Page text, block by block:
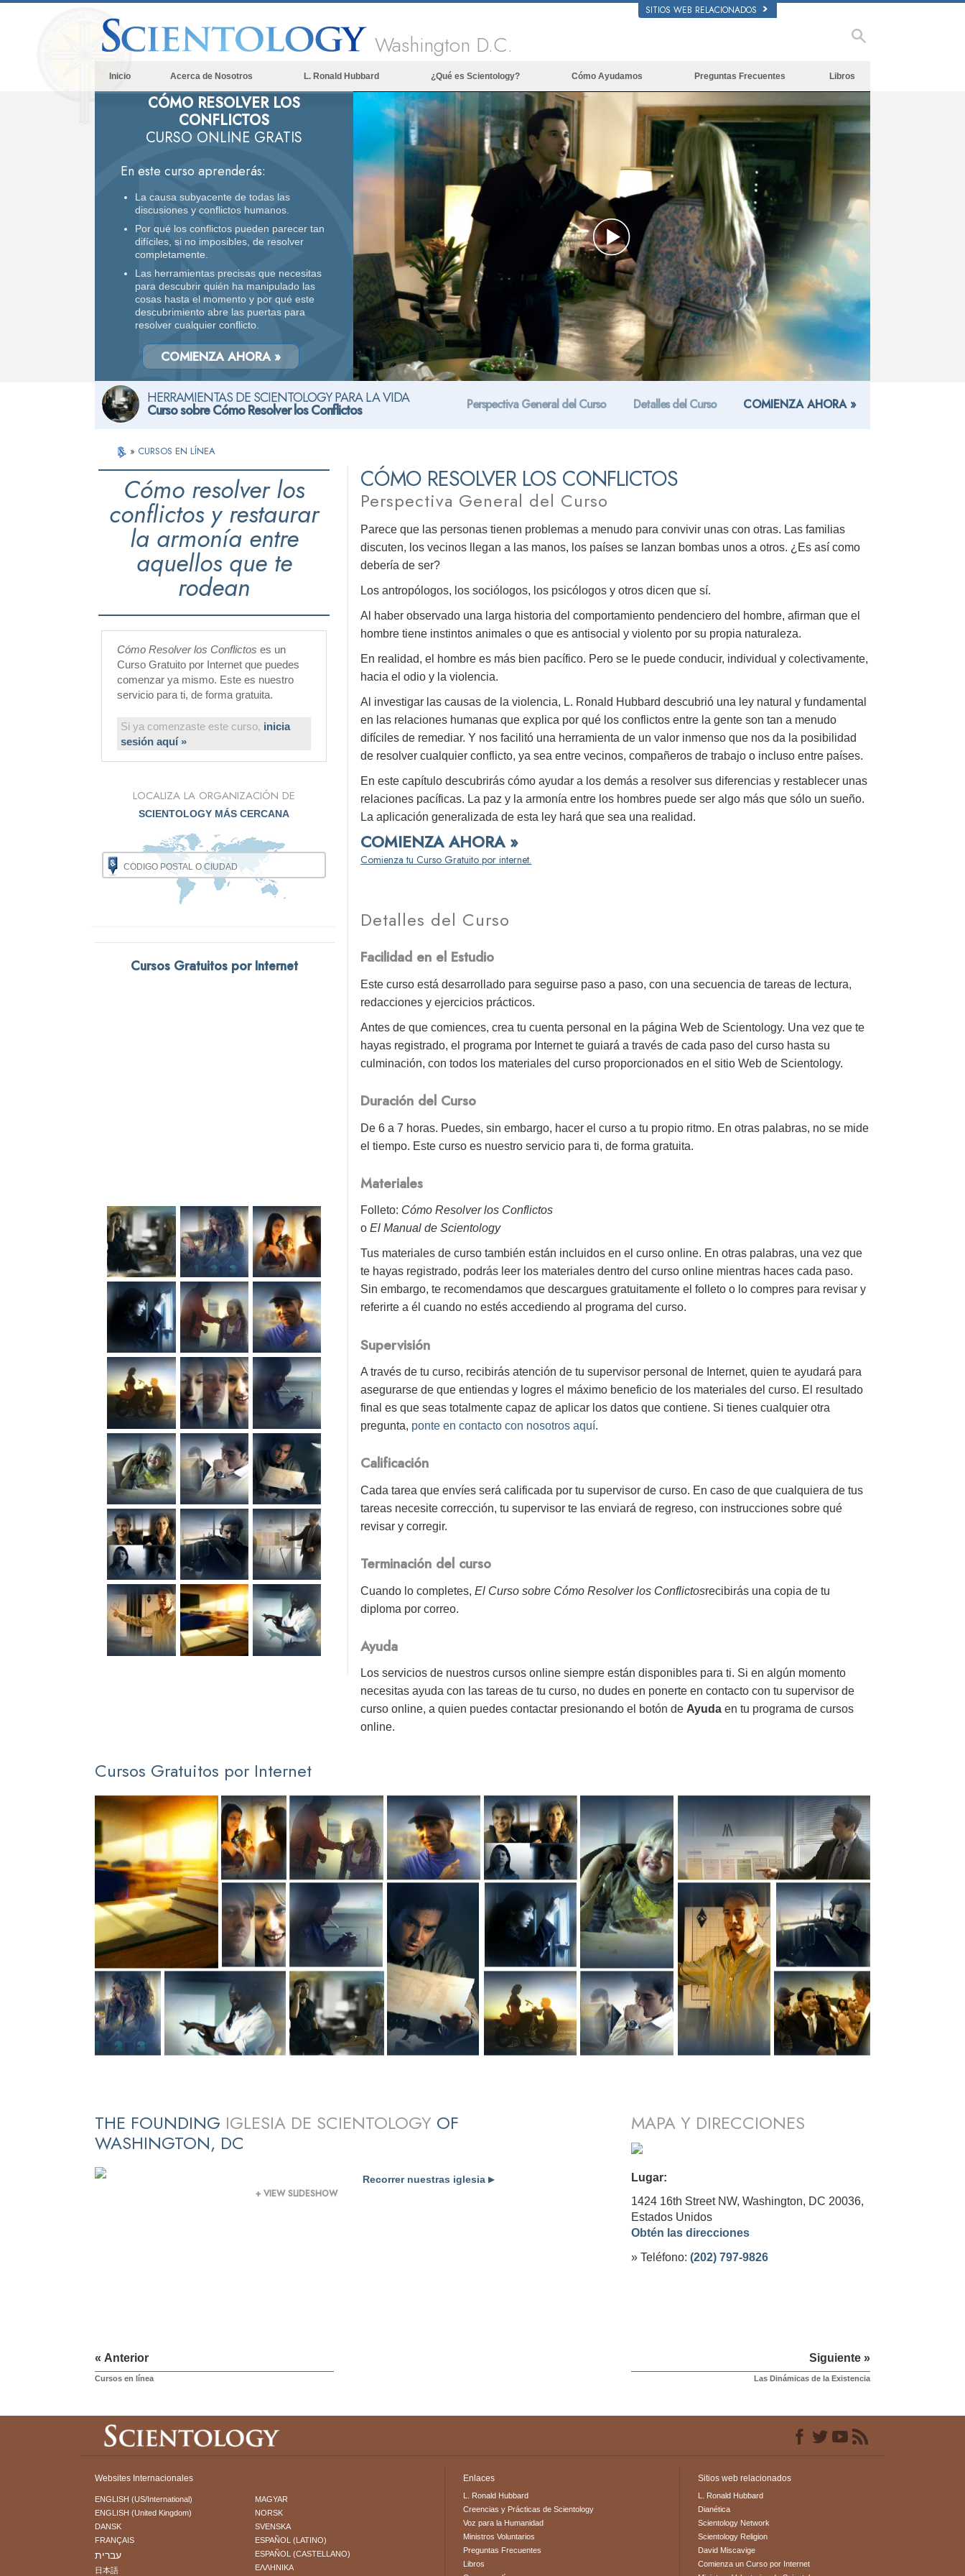
SITIOS WEB RELACIONADOS
Washington D.C.
Inicio Acerca de Nosotros L. Ronald Hubbard ¿Qué es Scientology?
Creencias y Prácticas
Credos y Códigos de Scientology
Qué dicen los Scientologists acerca
Conoce a un Scientologist
Dentro de una Iglesia
Los Principios Básicos de Scientology
Una Introducción a Dianética
Amor y Odio: ¿Qué es Grandeza?
Cómo Ayudamos Preguntas Frecuentes
Antecedentes y principios básicos
Dentro de una Iglesia
La Organización de Scientology
Libros
Libros Iniciales
Audiolibros
Conferencias Introductorias
Películas
Play
Video
CÓMO RESOLVER LOS
CONFLICTOS
CURSO ONLINE GRATIS
En este curso aprenderás:
La causa subyacente de todas las
discusiones y conflictos humanos.
Por qué los conflictos pueden parecer tan
difíciles, si no imposibles, de resolver
completamente.
Las herramientas precisas que necesitas
para descubrir quién ha manipulado las
cosas hasta el momento y por qué este
descubrimiento abre las puertas para
resolver cualquier conflicto.
COMIENZA AHORA »
HERRAMIENTAS DE SCIENTOLOGY PARA LA VIDA
Curso sobre Cómo Resolver los Conflictos Perspectiva General del Curso Detalles del Curso COMIENZA AHORA »
» CURSOS EN LÍNEA
CÓMO RESOLVER LOS CONFLICTOS
Perspectiva General del Curso
Parece que las personas tienen problemas a menudo para convivir unas con otras. Las familias
discuten, los vecinos llegan a las manos, los países se lanzan bombas unos a otros. ¿Es así como
debería de ser?
Los antropólogos, los sociólogos, los psicólogos y otros dicen que sí.
Al haber observado una larga historia del comportamiento pendenciero del hombre, afirman que el
hombre tiene instintos animales o que es antisocial y violento por su propia naturaleza.
En realidad, el hombre es más bien pacífico. Pero se le puede conducir, individual y colectivamente,
hacia el odio y la violencia.
Al investigar las causas de la violencia, L. Ronald Hubbard descubrió una ley natural y fundamental
en las relaciones humanas que explica por qué los conflictos entre la gente son tan a menudo
difíciles de remediar. Y nos facilitó una herramienta de un valor inmenso que nos da la posibilidad
de resolver cualquier conflicto, ya sea entre vecinos, compañeros de trabajo o incluso entre países.
En este capítulo descubrirás cómo ayudar a los demás a resolver sus diferencias y restablecer unas
relaciones pacíficas. La paz y la armonía entre los hombres puede ser algo más que sólo un sueño.
La aplicación generalizada de esta ley hará que sea una realidad.
COMIENZA AHORA »
Comienza tu Curso Gratuito por internet.
Detalles del Curso
Facilidad en el Estudio
Este curso está desarrollado para seguirse paso a paso, con una secuencia de tareas de lectura,
redacciones y ejercicios prácticos.
Antes de que comiences, crea tu cuenta personal en la página Web de Scientology. Una vez que te
hayas registrado, el programa por Internet te guiará a través de cada paso del curso hasta su
culminación, con todos los materiales del curso proporcionados en el sitio Web de Scientology.
Duración del Curso
De 6 a 7 horas. Puedes, sin embargo, hacer el curso a tu propio ritmo. En otras palabras, no se mide
el tiempo. Este curso es nuestro servicio para ti, de forma gratuita.
Materiales
Folleto: Cómo Resolver los Conflictos
o El Manual de Scientology
Tus materiales de curso también están incluidos en el curso online. En otras palabras, una vez que
te hayas registrado, podrás leer los materiales dentro del curso online mientras haces cada paso.
Sin embargo, te recomendamos que descargues gratuitamente el folleto o lo compres para revisar y
referirte a él cuando no estés accediendo al programa del curso.
Supervisión
A través de tu curso, recibirás atención de tu supervisor personal de Internet, quien te ayudará para
asegurarse de que entiendas y logres el máximo beneficio de los materiales del curso. El resultado
final es que seas totalmente capaz de aplicar los datos que contiene. Si tienes cualquier otra
pregunta, ponte en contacto con nosotros aquí.
Calificación
Cada tarea que envíes será calificada por tu supervisor de curso. En caso de que cualquiera de tus
tareas necesite corrección, tu supervisor te las enviará de regreso, con instrucciones sobre qué
revisar y corregir.
Terminación del curso
Cuando lo completes,El Curso sobre Cómo Resolver los Conflictosrecibirás una copia de tu
diploma por correo.
Ayuda
Los servicios de nuestros cursos online siempre están disponibles para ti. Si en algún momento
necesitas ayuda con las tareas de tu curso, no dudes en ponerte en contacto con tu supervisor de
curso online, a quien puedes contactar presionando el botón de Ayuda en tu programa de cursos
online.
Cómo resolver los
conflictos y restaurar
la armonía entre
aquellos que te
rodean
Cómo Resolver los Conflictos es un
Curso Gratuito por Internet que puedes
comenzar ya mismo. Este es nuestro
servicio para ti, de forma gratuita.
Si ya comenzaste este curso, inicia
sesión aquí »
LOCALIZA LA ORGANIZACIÓN DE
SCIENTOLOGY MÁS CERCANA
Cursos Gratuitos por Internet
Cursos Gratuitos por Internet
THE FOUNDING IGLESIA DE SCIENTOLOGY OF
WASHINGTON, DC
+ VIEW SLIDESHOW
Recorrer nuestras iglesia▶
MAPA Y DIRECCIONES
Lugar:
1424 16th Street NW, Washington, DC 20036,
Estados Unidos
Obtén las direcciones
» Teléfono: (202) 797-9826
« Anterior
Cursos en línea
Siguiente »
Las Dinámicas de la Existencia
Websites Internacionales
ENGLISH (US/International)
ENGLISH (United Kingdom)
DANSK
FRANÇAIS
עברית
日本語
MAGYAR
NORSK
SVENSKA
ESPAÑOL (LATINO)
ESPAÑOL (CASTELLANO)
ΕΛΛΗΝΙΚA
Enlaces
L. Ronald Hubbard
Creencias y Prácticas de Scientology
Voz para la Humanidad
Ministros Voluntarios
Preguntas Frecuentes
Libros
Sitios web relacionados
L. Ronald Hubbard
Dianética
Scientology Network
Scientology Religion
David Miscavige
Comienza un Curso por Internet